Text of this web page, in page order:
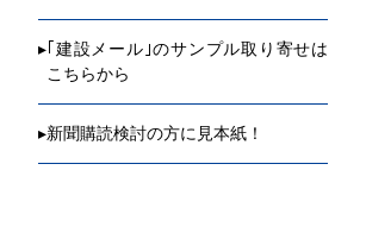
▸ ｢建設メール｣のサンプル取り寄せは
こちらから
▸新聞購読検討の方に見本紙！